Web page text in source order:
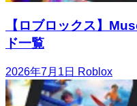
【ロブロックス】
ド一覧
2026年7月1日 Roblox